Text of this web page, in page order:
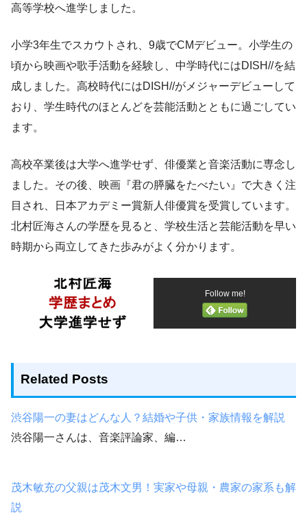
高等学校へ進学しました。
小学3年生でスカウトされ、9歳でCMデビュー。小学生の
頃から映画や歌手活動を経験し、中学時代にはDISH//を結
成しました。高校時代にはDISH//がメジャーデビューして
おり、学生時代のほとんどを芸能活動とともに過ごしてい
ます。
高校卒業後は大学へ進学せず、俳優業と音楽活動に専念し
ました。その後、映画『君の膵臓をたべたい』で大きく注
目され、日本アカデミー賞新人俳優賞を受賞しています。
北村匠海さんの学歴を見ると、学校生活と芸能活動を早い
時期から両立してきた歩みがよく分かります。
Follow me!
Related Posts
渋谷陽一の妻はどんな人？結婚や子供・家族情報を解説
渋谷陽一さんは、音楽評論家、編…
茂木敏充の父親は茂木文男！実家や母親・農家の家系も解
説